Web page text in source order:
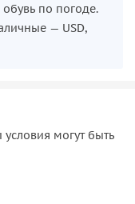
по погоде.
— USD,
могут быть